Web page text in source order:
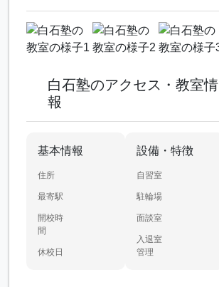
白石塾のアクセス・教室情
報
基本情報
住所
最寄駅
開校時
間
休校日
設備・特徴
自習室
駐輪場
面談室
入退室
管理